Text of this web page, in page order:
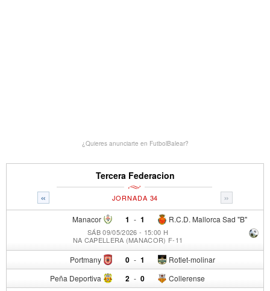
¿Quieres anunciarte en FutbolBalear?
Tercera Federacion
« »
JORNADA 34
Manacor 1 - R.C.D. Mallorca Sad "B"
1
SÁB 09/05/2026 - 15:00 H
NA CAPELLERA (MANACOR) F-11
Portmany 0 - Rotlet-molinar
1
Peña Deportiva 2 - Collerense
0